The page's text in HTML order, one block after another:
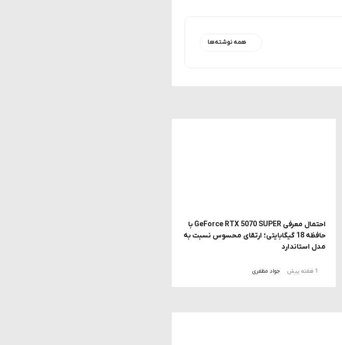
همه نوشته‌ها
احتمال معرفی GeForce RTX 5070 SUPER با
حافظه 18 گیگابایتی؛ ارتقای محسوس نسبت به
مدل استاندارد
1 هفته پیش جواد مظفری